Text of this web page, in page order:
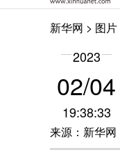
新华网 > 图片
2023
02/04
19:38:33
来源：新华网